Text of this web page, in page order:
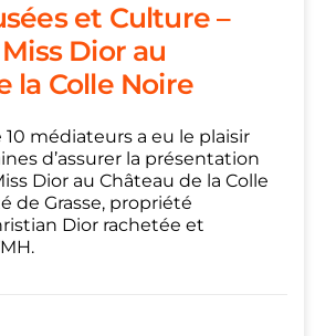
et Culture –
Dior au
la Colle Noire
médiateurs a eu le plaisir
d’assurer la présentation
Dior au Château de la Colle
de Grasse, propriété
Dior rachetée et